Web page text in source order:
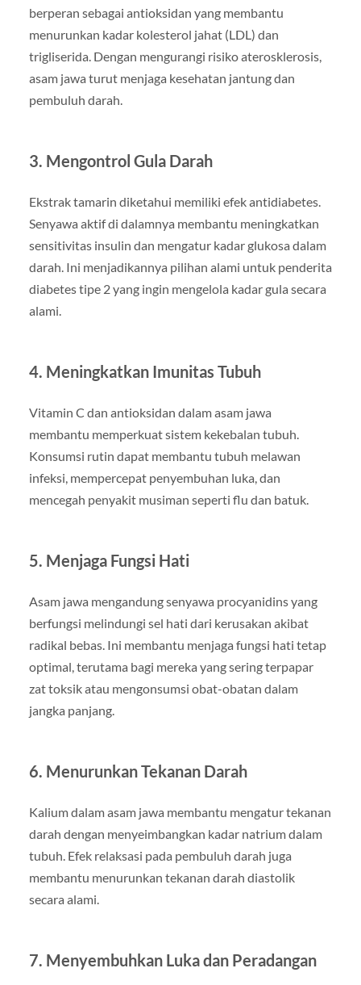
berperan sebagai antioksidan yang membantu
menurunkan kadar kolesterol jahat (LDL) dan
trigliserida. Dengan mengurangi risiko aterosklerosis,
asam jawa turut menjaga kesehatan jantung dan
pembuluh darah.
3. Mengontrol Gula Darah
Ekstrak tamarin diketahui memiliki efek antidiabetes.
Senyawa aktif di dalamnya membantu meningkatkan
sensitivitas insulin dan mengatur kadar glukosa dalam
darah. Ini menjadikannya pilihan alami untuk penderita
diabetes tipe 2 yang ingin mengelola kadar gula secara
alami.
4. Meningkatkan Imunitas Tubuh
Vitamin C dan antioksidan dalam asam jawa
membantu memperkuat sistem kekebalan tubuh.
Konsumsi rutin dapat membantu tubuh melawan
infeksi, mempercepat penyembuhan luka, dan
mencegah penyakit musiman seperti flu dan batuk.
5. Menjaga Fungsi Hati
Asam jawa mengandung senyawa procyanidins yang
berfungsi melindungi sel hati dari kerusakan akibat
radikal bebas. Ini membantu menjaga fungsi hati tetap
optimal, terutama bagi mereka yang sering terpapar
zat toksik atau mengonsumsi obat-obatan dalam
jangka panjang.
6. Menurunkan Tekanan Darah
Kalium dalam asam jawa membantu mengatur tekanan
darah dengan menyeimbangkan kadar natrium dalam
tubuh. Efek relaksasi pada pembuluh darah juga
membantu menurunkan tekanan darah diastolik
secara alami.
7. Menyembuhkan Luka dan Peradangan